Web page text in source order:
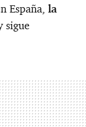
España, la
sigue